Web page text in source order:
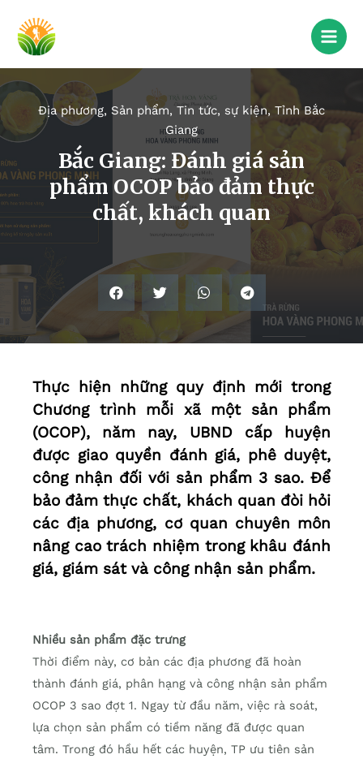
Địa phương, Sản phẩm, Tin tức, sự kiện, Tỉnh Bắc
Giang
Bắc Giang: Đánh giá sản
phẩm OCOP bảo đảm thực
chất, khách quan
Thực hiện những quy định mới trong
Chương trình mỗi xã một sản phẩm
(OCOP), năm nay, UBND cấp huyện
được giao quyền đánh giá, phê duyệt,
công nhận đối với sản phẩm 3 sao. Để
bảo đảm thực chất, khách quan đòi hỏi
các địa phương, cơ quan chuyên môn
nâng cao trách nhiệm trong khâu đánh
giá, giám sát và công nhận sản phẩm.
Nhiều sản phẩm đặc trưng
Thời điểm này, cơ bản các địa phương đã hoàn
thành đánh giá, phân hạng và công nhận sản phẩm
OCOP 3 sao đợt 1. Ngay từ đầu năm, việc rà soát,
lựa chọn sản phẩm có tiềm năng đã được quan
tâm. Trong đó hầu hết các huyện, TP ưu tiên sản